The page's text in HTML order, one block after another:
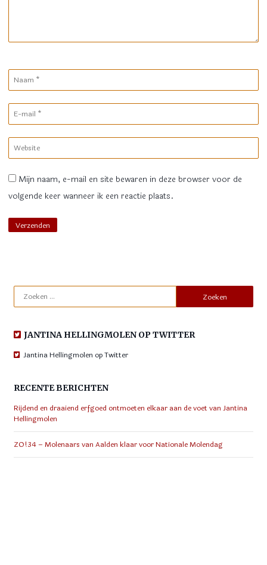
Naam
*
E-
mail
Website
Mijn naam, e-mail en site bewaren in deze browser voor de
volgende keer wanneer ik een reactie plaats.
JANTINA HELLINGMOLEN OP TWITTER
Jantina Hellingmolen op Twitter
RECENTE BERICHTEN
Rijdend en draaiend erfgoed ontmoeten elkaar aan de voet van Jantina
Hellingmolen
ZO!34 – Molenaars van Aalden klaar voor Nationale Molendag